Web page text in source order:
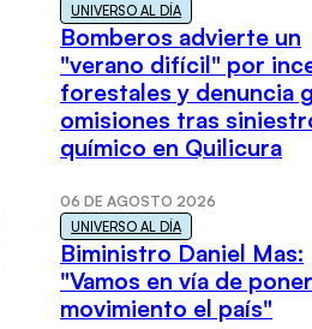
UNIVERSO AL DÍA
Bomberos advierte un
"verano difícil" por
forestales y denuncia
omisiones tras
químico en Quilicura
06 DE AGOSTO 2026
UNIVERSO AL DÍA
Biministro Daniel Mas:
"Vamos en vía de
movimiento el país"